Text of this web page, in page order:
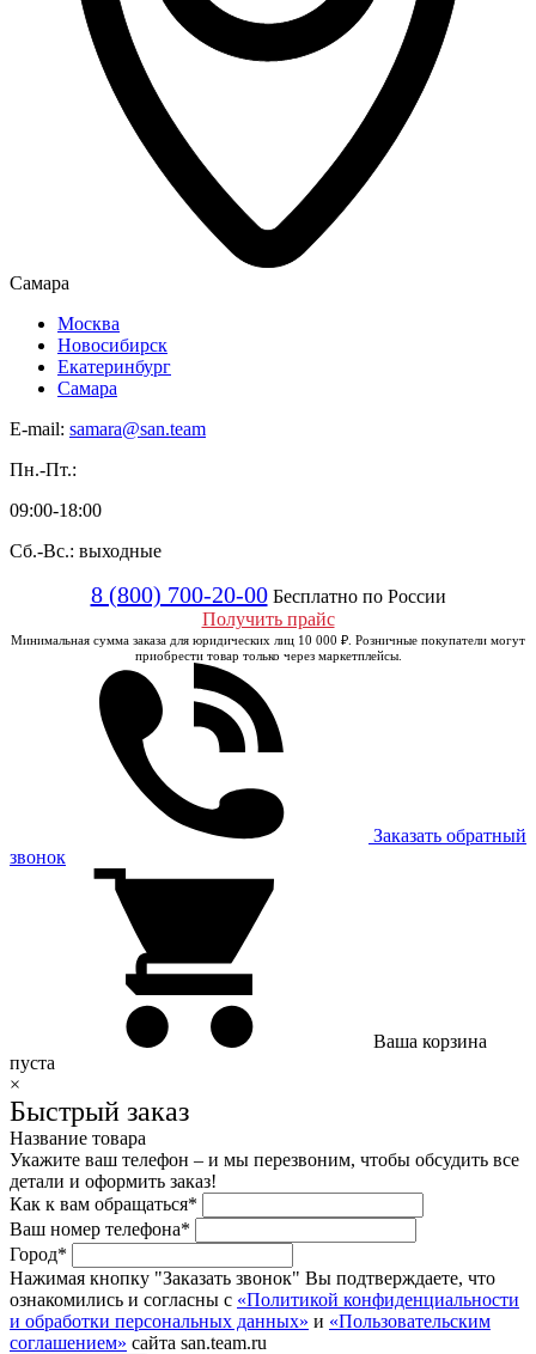
Самара
Москва
Новосибирск
Екатеринбург
Самара
E-mail: samara@san.team
Пн.-Пт.:
09:00-18:00
Сб.-Вс.: выходные
8 (800) 700-20-00 Бесплатно по России
Получить прайс
Минимальная сумма заказа для юридических лиц 10 000 ₽. Розничные покупатели могут
приобрести товар только через маркетплейсы.
Заказать обратный
звонок
Ваша корзина
пуста
×
Быстрый заказ
Название товара
Укажите ваш телефон – и мы перезвоним, чтобы обсудить все
детали и оформить заказ!
Как к вам обращаться*
Ваш номер телефона*
Город*
Нажимая кнопку "Заказать звонок" Вы подтверждаете, что
ознакомились и согласны с «Политикой конфиденциальности
и обработки персональных данных» и «Пользовательским
соглашением» сайта san.team.ru